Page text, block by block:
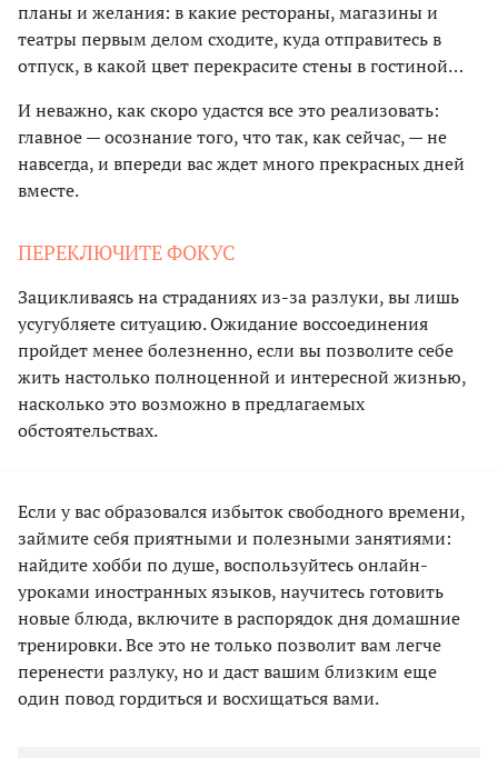
планы и желания: в какие рестораны, магазины и
театры первым делом сходите, куда отправитесь в
отпуск, в какой цвет перекрасите стены в гостиной…
И неважно, как скоро удастся все это реализовать:
главное — осознание того, что так, как сейчас, — не
навсегда, и впереди вас ждет много прекрасных дней
вместе.
ПЕРЕКЛЮЧИТЕ ФОКУС
Зацикливаясь на страданиях из-за разлуки, вы лишь
усугубляете ситуацию. Ожидание воссоединения
пройдет менее болезненно, если вы позволите себе
жить настолько полноценной и интересной жизнью,
насколько это возможно в предлагаемых
обстоятельствах.
Если у вас образовался избыток свободного времени,
займите себя приятными и полезными занятиями:
найдите хобби по душе, воспользуйтесь онлайн-
уроками иностранных языков, научитесь готовить
новые блюда, включите в распорядок дня домашние
тренировки. Все это не только позволит вам легче
перенести разлуку, но и даст вашим близким еще
один повод гордиться и восхищаться вами.